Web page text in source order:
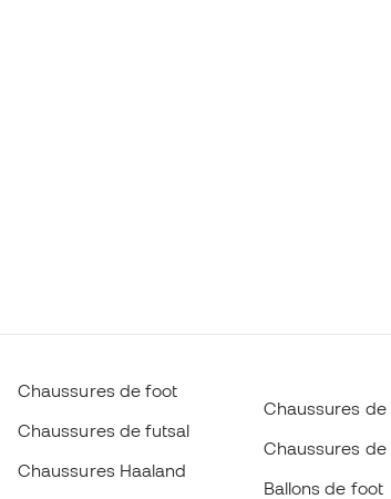
Chaussures de foot
Chaussures de futsal
Chaussures Haaland
Chaussures
Chaussures de
Ballons de foot